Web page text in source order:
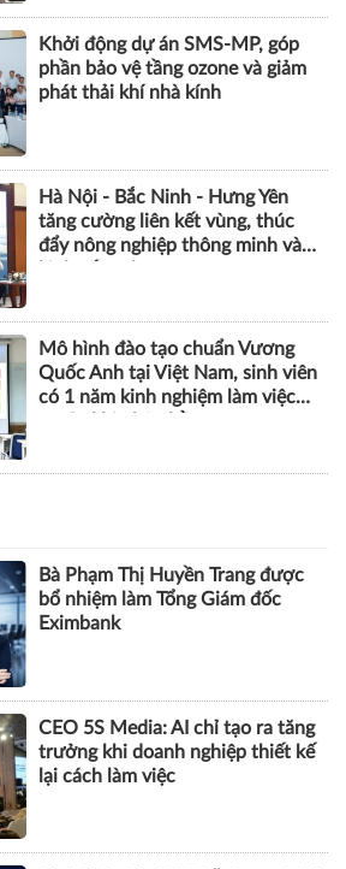
Khởi động dự án SMS-MP, góp
phần bảo vệ tầng ozone và giảm
phát thải khí nhà kính
Hà Nội - Bắc Ninh - Hưng Yên
tăng cường liên kết vùng, thúc
đẩy nông nghiệp thông minh và
Mô hình đào tạo chuẩn Vương
Quốc Anh tại Việt Nam, sinh viên
có 1 năm kinh nghiệm làm việc
Bà Phạm Thị Huyền Trang được
bổ nhiệm làm Tổng Giám đốc
Eximbank
CEO 5S Media: AI chỉ tạo ra tăng
trưởng khi doanh nghiệp thiết kế
lại cách làm việc